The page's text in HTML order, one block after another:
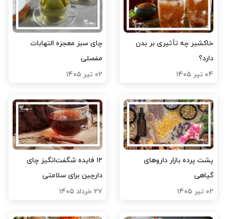
خاکشیر چه تأثیری بر بدن
دارد؟
۰۴ تیر ۱۴۰۵
چای سبز معجزه التهابات
مفصلی
۰۲ تیر ۱۴۰۵
پشت پرده بازار داروهای
گیاهی
۰۲ تیر ۱۴۰۵
۱۲ فایده شگفت‌انگیز چای
دارچین برای سلامتی
۲۷ خرداد ۱۴۰۵